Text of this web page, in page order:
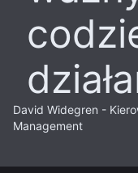
David Widegren -
Management